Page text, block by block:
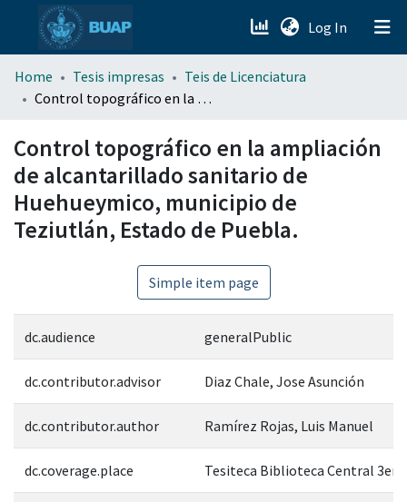
Log In (current)
menu.section.about_menu
Home Tesis impresas
Teis de Licenciatura
Control topográfico en la ampliación de alcantarillado sanitario de Huehueymico, municipio de Teziutlán, Estado de Puebla.
Control topográfico en la ampliación
de alcantarillado sanitario de
Huehueymico, municipio de
Teziutlán, Estado de Puebla.
Simple item page
dc.audience generalPublic
dc.contributor.advisor Diaz Chale, Jose Asunción
dc.contributor.author Ramírez Rojas, Luis Manuel
dc.coverage.place Tesiteca Biblioteca Central 3er.